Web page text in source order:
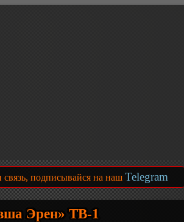
связь, подписывайся на наш Telegram
Эрен» ТВ-1